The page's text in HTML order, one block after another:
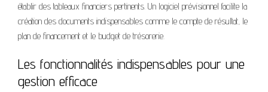
établir des tableaux financiers pertinents. Un logiciel prévisionnel facilite la
création des documents indispensables comme le compte de résultat, le
plan de financement et le budget de trésorerie.
Les fonctionnalités indispensables pour une
gestion efficace